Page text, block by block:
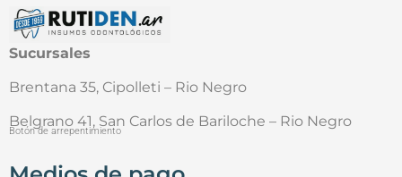
Sucursales
Brentana 35, Cipolleti – Rio Negro
Belgrano 41, San Carlos de Bariloche – Rio Negro
Botón de arrepentimiento